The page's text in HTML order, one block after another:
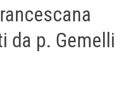
da p. Gemelli